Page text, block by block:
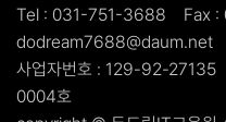
Tel : 031-751-3688 Fax :
dodream7688@daum.net
사업자번호 : 129-92-27135
0004호